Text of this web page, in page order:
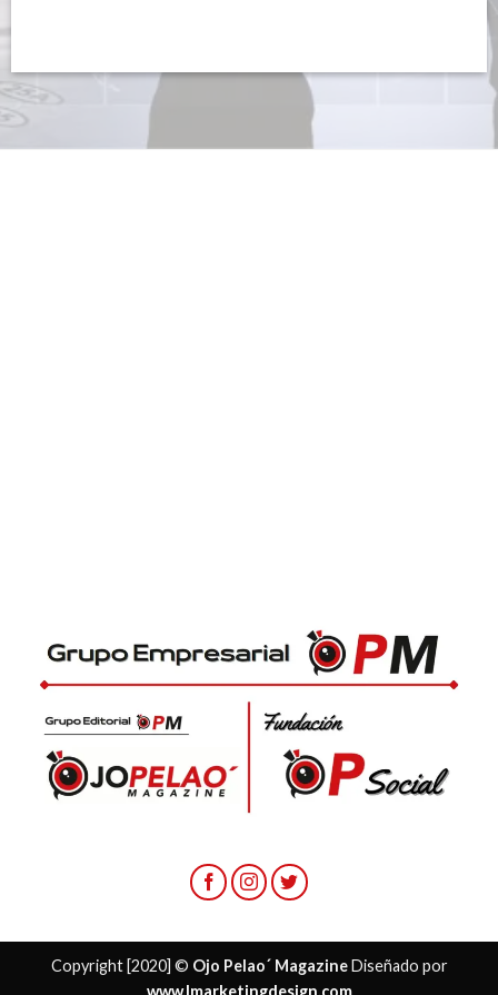
Copyright [2020] © Ojo Pelao´ MagazineDiseñado por